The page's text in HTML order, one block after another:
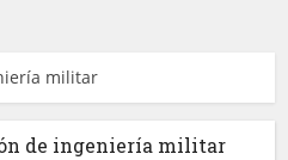
militar
de ingeniería militar